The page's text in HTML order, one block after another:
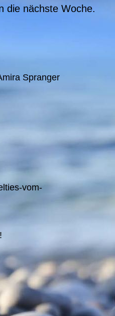
die nächste Woche.
Spranger
vom-